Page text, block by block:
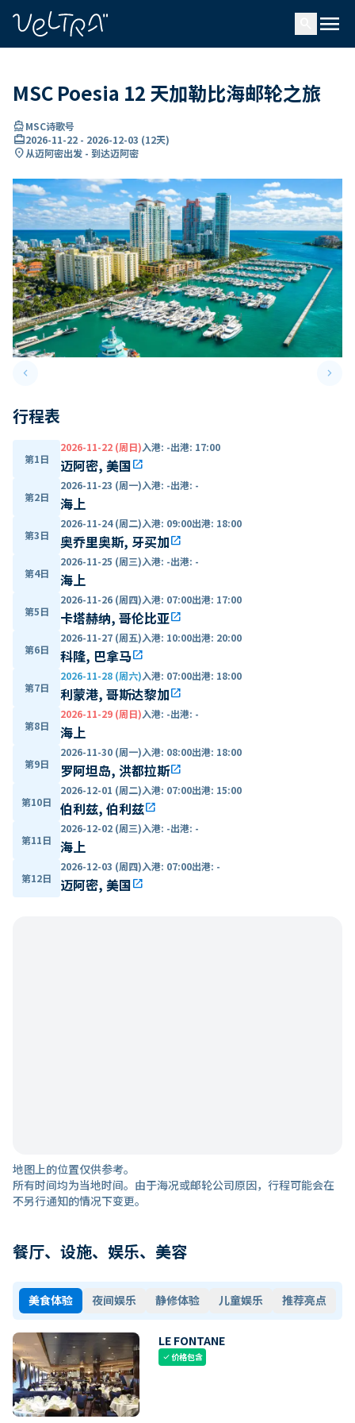
menu
MSC Poesia 12 天加勒比海邮轮之旅
directions_boatMSC诗歌号
card_travel2026-11-22 - 2026-12-03 (12天)
location_on从迈阿密出发 - 到达迈阿密
keyboard_arrow_leftPrevious slide keyboard_arrow_right
行程表
第1日
2026-11-22 (周日)入港: -出港: 17:00
迈阿密, 美国open_in_new
第2日
2026-11-23 (周一)入港: -出港: -
海上
第3日
2026-11-24 (周二)入港: 09:00出港: 18:00
奥乔里奥斯, 牙买加open_in_new
第4日
2026-11-25 (周三)入港: -出港: -
海上
第5日
2026-11-26 (周四)入港: 07:00出港: 17:00
卡塔赫纳, 哥伦比亚open_in_new
第6日
2026-11-27 (周五)入港: 10:00出港: 20:00
科隆, 巴拿马open_in_new
第7日
2026-11-28 (周六)入港: 07:00出港: 18:00
利蒙港, 哥斯达黎加open_in_new
第8日
2026-11-29 (周日)入港: -出港: -
海上
第9日
2026-11-30 (周一)入港: 08:00出港: 18:00
罗阿坦岛, 洪都拉斯open_in_new
第10日
2026-12-01 (周二)入港: 07:00出港: 15:00
伯利兹, 伯利兹open_in_new
第11日
2026-12-02 (周三)入港: -出港: -
海上
第12日
2026-12-03 (周四)入港: 07:00出港: -
迈阿密, 美国open_in_new
地图上的位置仅供参考。
所有时间均为当地时间。由于海况或邮轮公司原因，行程可能会在
不另行通知的情况下变更。
餐厅、设施、娱乐、美容
美食体验 夜间娱乐 静修体验 儿童娱乐 推荐亮点
LE FONTANE
check价格包含